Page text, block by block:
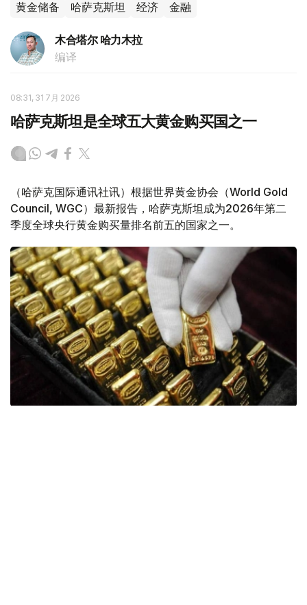
黄金储备 哈萨克斯坦 经济 金融
木合塔尔 哈力木拉
编译
08:31, 31 7月 2026
哈萨克斯坦是全球五大黄金购买国之一
（哈萨克国际通讯社讯）根据世界黄金协会（World Gold
Council, WGC）最新报告，哈萨克斯坦成为2026年第二
季度全球央行黄金购买量排名前五的国家之一。